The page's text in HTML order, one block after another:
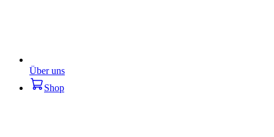
Über uns
Shop